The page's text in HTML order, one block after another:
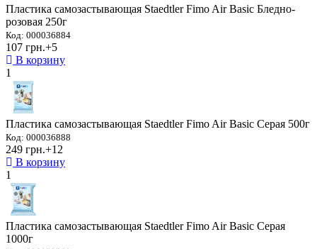
Пластика самозастывающая Staedtler Fimo Air Basic Бледно-
розовая 250г
Код: 000036884
107 грн.+5
В корзину
1
Пластика самозастывающая Staedtler Fimo Air Basic Серая 500г
Код: 000036888
249 грн.+12
В корзину
1
Пластика самозастывающая Staedtler Fimo Air Basic Серая
1000г